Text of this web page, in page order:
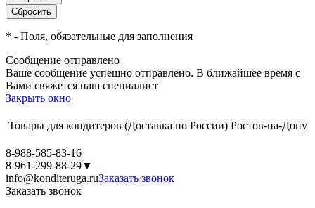
* - Поля, обязательные для заполнения
Сообщение отправлено
Ваше сообщение успешно отправлено. В ближайшее время с
Вами свяжется наш специалист
Закрыть окно
Товары для кондитеров (Доставка по России) Ростов-на-Дону
8-988-585-83-16
8-961-299-88-29▼
info@konditeruga.ruЗаказать звонок
Заказать звонок